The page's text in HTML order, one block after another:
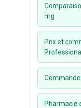
Female Viagra
Female Cialis
Kamagra
Motilium
Accutane
Cytotec
mg
Prix et
Pharmacie